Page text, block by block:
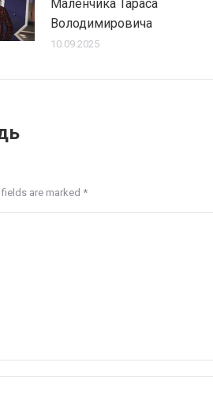
Маленчика Тараса
Володимировича
10.09.2025
are marked *